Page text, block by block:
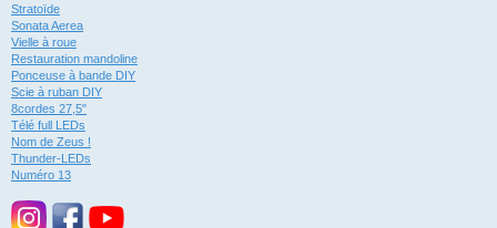
Stratoïde
Sonata Aerea
Vielle à roue
Restauration mandoline
Ponceuse à bande DIY
Scie à ruban DIY
8cordes 27,5"
Télé full LEDs
Nom de Zeus !
Thunder-LEDs
Numéro 13